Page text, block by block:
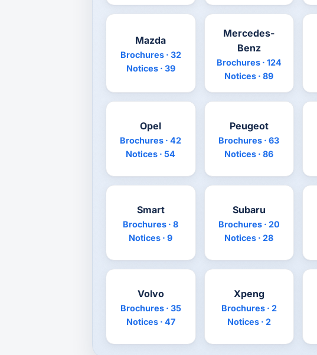
Mazda
Brochures · 32
Notices · 39
Mercedes-
Benz
Brochures · 124
Notices · 89
Opel
Brochures · 42
Notices · 54
Peugeot
Brochures · 63
Notices · 86
Smart
Brochures · 8
Notices · 9
Subaru
Brochures · 20
Notices · 28
Volvo
Brochures · 35
Notices · 47
Xpeng
Brochures · 2
Notices · 2